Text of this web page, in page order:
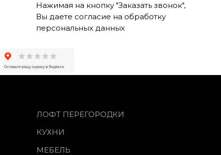
Нажимая на кнопку "Заказать звонок",
Вы даете согласие на обработку
персональных данных
КУХНИ
МЕБЕЛЬ
ЛОФТ ПЕРЕГОРОДКИ